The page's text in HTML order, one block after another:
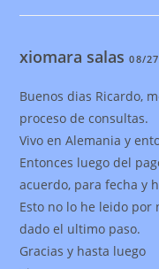
xiomara salas08/
Buenos dias Ricardo,
proceso de consultas.
Vivo en Alemania y
Entonces luego del
acuerdo, para fecha y
Esto no lo he leido por
dado el ultimo paso.
Gracias y hasta luego